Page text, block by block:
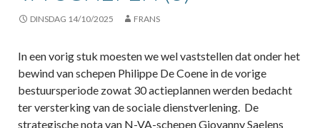
DINSDAG 14/10/2025 FRANS
In een vorig stuk moesten we wel vaststellen dat onder het
bewind van schepen Philippe De Coene in de vorige
bestuursperiode zowat 30 actieplannen werden bedacht
ter versterking van de sociale dienstverlening. De
strategische nota van N-VA-schepen Giovanny Saelens